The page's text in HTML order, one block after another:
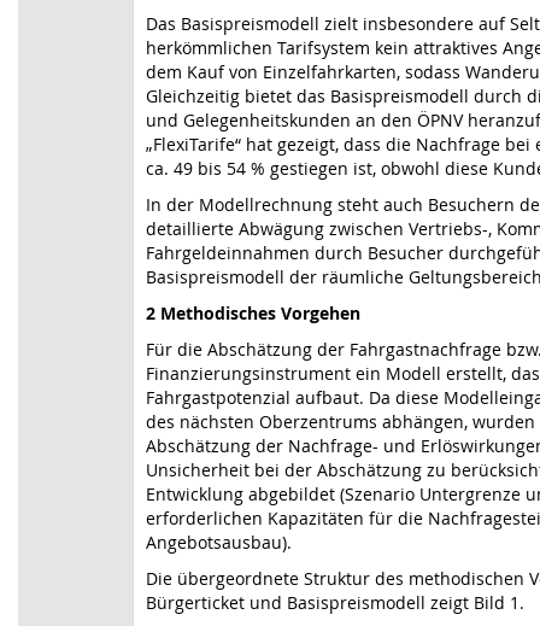
Das Basispreismodell zielt insbesondere auf
herkömmlichen Tarifsystem kein attraktives
dem Kauf von Einzelfahrkarten, sodass
Gleichzeitig bietet das Basispreismodell durch
und Gelegenheitskunden an den ÖPNV
„FlexiTarife“ hat gezeigt, dass die Nachfrage
ca. 49 bis 54 % gestiegen ist, obwohl diese
In der Modellrechnung steht auch Besuchern
detaillierte Abwägung zwischen Vertriebs-,
Fahrgeldeinnahmen durch Besucher
Basispreismodell der räumliche
2 Methodisches Vorgehen
Für die Abschätzung der Fahrgastnachfrage
Finanzierungsinstrument ein Modell erstellt,
Fahrgastpotenzial aufbaut. Da diese
des nächsten Oberzentrums abhängen,
Abschätzung der Nachfrage- und
Unsicherheit bei der Abschätzung zu
Entwicklung abgebildet (Szenario Untergrenze
erforderlichen Kapazitäten für die
Angebotsausbau).
Die übergeordnete Struktur des methodischen
Bürgerticket und Basispreismodell zeigt Bild 1.